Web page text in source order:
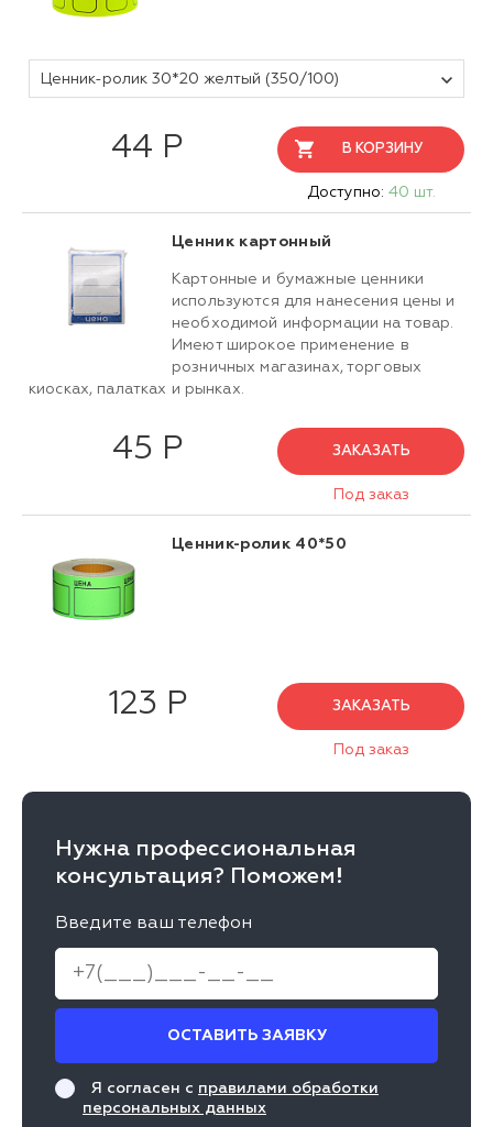
Ценник-ролик 30*20 желтый (350/100)
44 Р В КОРЗИНУ
Доступно: 40 шт.
Ценник картонный
Картонные и бумажные ценники
используются для нанесения цены и
необходимой информации на товар.
Имеют широкое применение в
розничных магазинах, торговых
киосках, палатках и рынках.
45 Р ЗАКАЗАТЬ
Под заказ
Ценник-ролик 40*50
123 Р ЗАКАЗАТЬ
Под заказ
Нужна профессиональная
консультация? Поможем!
Введите ваш телефон
ОСТАВИТЬ ЗАЯВКУ
Я согласен с правилами обработки
персональных данных